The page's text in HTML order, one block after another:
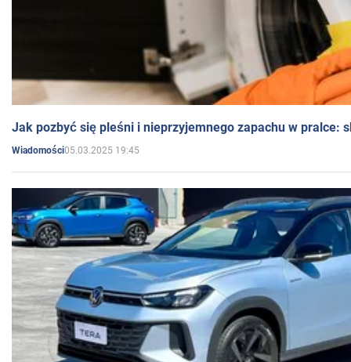
Jak pozbyć się pleśni i nieprzyjemnego zapachu w pralce:
Wiadomości05.03.2025 19:45